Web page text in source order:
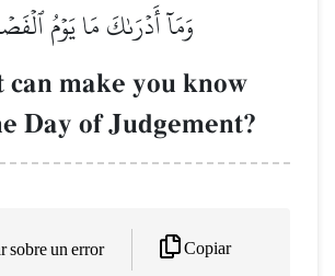
وَمَآ أَدۡرَىٰكَ مَا يَوۡمُ
can make you know
Day of Judgement?
sobre un error Copiar